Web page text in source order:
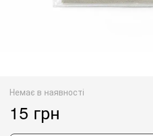
Немає в наявності
15 грн